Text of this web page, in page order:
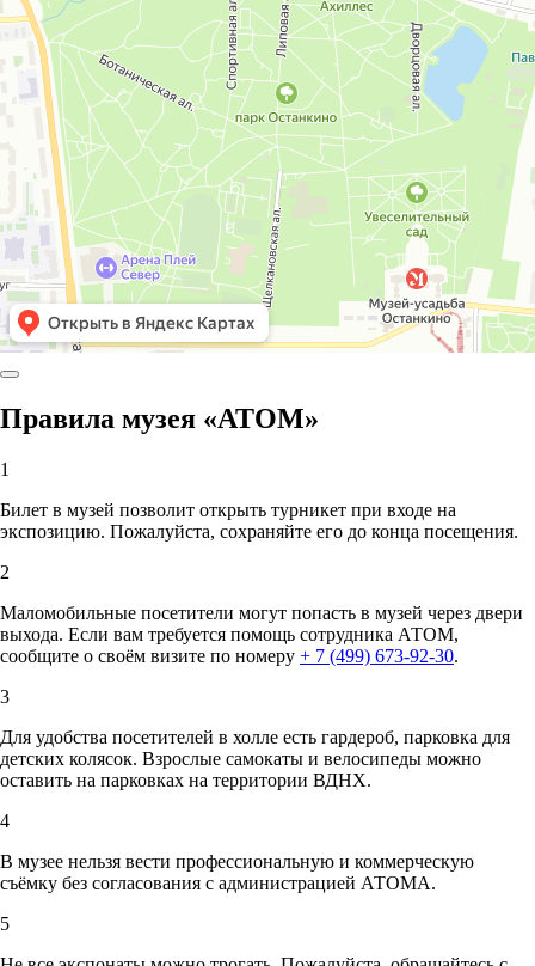
Правила музея «АТОМ»
1
Билет в музей позволит открыть турникет при входе на
экспозицию. Пожалуйста, сохраняйте его до конца посещения.
2
Маломобильные посетители могут попасть в музей через двери
выхода. Если вам требуется помощь сотрудника АТОМ,
сообщите о своём визите по номеру + 7 (499) 673-92-30.
3
Для удобства посетителей в холле есть гардероб, парковка для
детских колясок. Взрослые самокаты и велосипеды можно
оставить на парковках на территории ВДНХ.
4
В музее нельзя вести профессиональную и коммерческую
съёмку без согласования с администрацией АТОМА.
5